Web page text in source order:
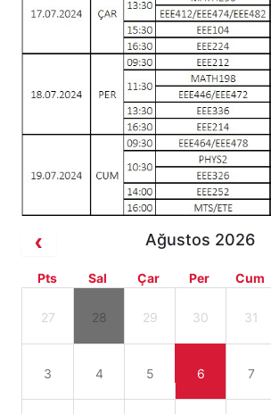
Ağustos 2026
Pts Sal Çar Per Cum
27 28 29 30 31
3 4 5 6 7